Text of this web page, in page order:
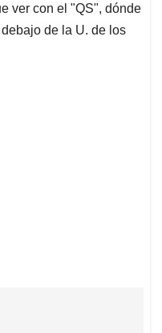
ver con el "QS", dónde
de la U. de los